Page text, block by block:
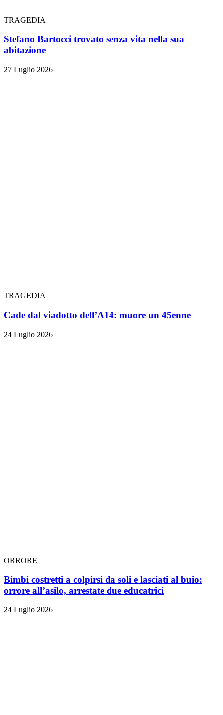
TRAGEDIA
Stefano Bartocci trovato senza vita nella sua
abitazione
27 Luglio 2026
TRAGEDIA
Cade dal viadotto dell’A14: muore un 45enne
24 Luglio 2026
ORRORE
Bimbi costretti a colpirsi da soli e lasciati al buio:
orrore all’asilo, arrestate due educatrici
24 Luglio 2026